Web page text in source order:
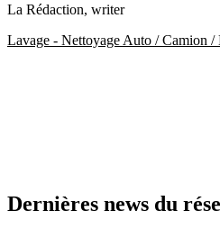
La Rédaction, writer
Lavage - Nettoyage Auto / Camion /
Dernières news du